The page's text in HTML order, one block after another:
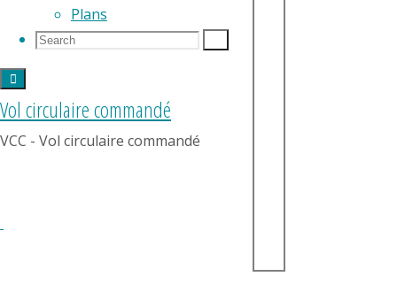
Plans
Search
Search
Vol circulaire commandé
VCC - Vol circulaire commandé